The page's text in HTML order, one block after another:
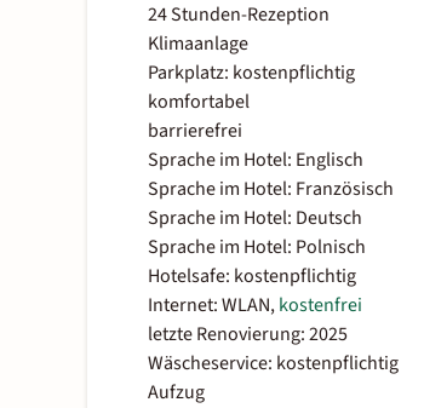
24 Stunden-Rezeption
Klimaanlage
Parkplatz: kostenpflichtig
komfortabel
barrierefrei
Sprache im Hotel: Englisch
Sprache im Hotel: Französisch
Sprache im Hotel: Deutsch
Sprache im Hotel: Polnisch
Hotelsafe: kostenpflichtig
Internet: WLAN,kostenfrei
letzte Renovierung: 2025
Wäscheservice: kostenpflichtig
Aufzug